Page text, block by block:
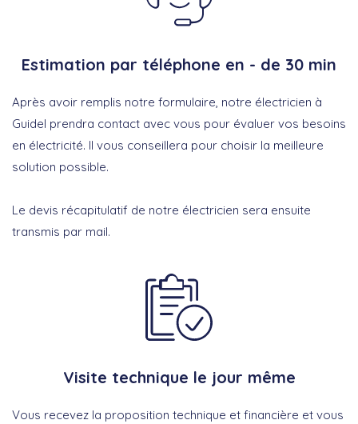
Estimation par téléphone en - de 30 min
Après avoir remplis notre formulaire, notre électricien à
Guidel prendra contact avec vous pour évaluer vos besoins
en électricité. Il vous conseillera pour choisir la meilleure
solution possible.
Le devis récapitulatif de notre électricien sera ensuite
transmis par mail.
Visite technique le jour même
Vous recevez la proposition technique et financière et vous